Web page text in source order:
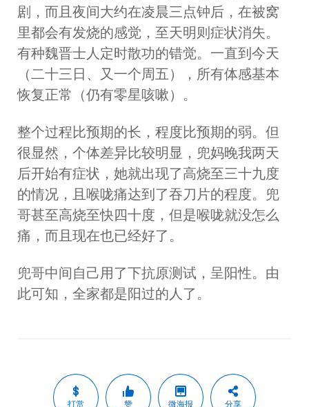
剧，而且夜间大约在凌晨三点钟后，在被窝
里都会有发烧的感觉，至天明则症状消失。
有种魏晋士人定时散功的错觉。一直到今天
（二十三日、又一个周五），所有体感基本
恢复正常（仍有零星咳嗽）。
整个过程比预期的长，程度比预期的弱。但
很显然，个体差异比较明显，兜妈晚我两天
后开始有症状，她就出现了高烧至三十九度
的情况，且喉咙痛达到了吞刀片的程度。兜
哥甚至高烧至快四十度，但是喉咙就没怎么
痛，而且现在也已经好了。
兜哥中间自己用了下抗原测试，呈阳性。由
此可知，全家都是阳过的人了。
打赏 赞 微海报 分享